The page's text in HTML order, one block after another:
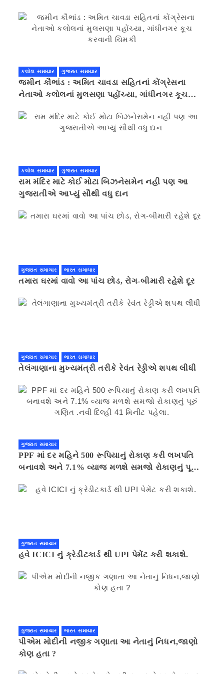
કલોલ સમાચાર ગુજરાત સમાચાર
જમીન કૌભાંડ : અમિત ચાવડા સહિતનાં કોંગ્રેસના
નેતાઓ કલોલનાં મુલસણા પહોંચ્યા, ગાંધીનગર કૂચ
કલોલ સમાચાર ગુજરાત સમાચાર
રામ મંદિર માટે કોઈ મોટા બિઝનેસમેન નહી પણ આ
ગુજરાતીએ આપ્યું સૌથી વધુ દાન
ગુજરાત સમાચાર ભારત સમાચાર
તમારા ઘરમાં વાવો આ પાંચ છોડ, રોગ-બીમારી રહેશે દૂર
ગુજરાત સમાચાર ભારત સમાચાર
તેલંગાણાના મુખ્યમંત્રી તરીકે રેવંત રેડ્ડીએ શપથ લીધી
ગુજરાત સમાચાર
PPF માં દર મહિને 500 રૂપિયાનું રોકાણ કરી લખપતિ
બનાવશે અને 7.1% વ્યાજ મળશે સમજો રોકાણનું પૂરું
ગુજરાત સમાચાર
હવે ICICI નું ક્રેડીટકાર્ડ થી UPI પેમેંટ કરી શકાશે.
ગુજરાત સમાચાર ભારત સમાચાર
પીએમ મોદીની નજીક ગણાતા આ નેતાનું નિધન,જાણો
કોણ હતા ?